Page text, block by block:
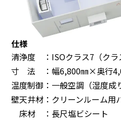
仕様
清浄度 ：ISOクラス7（クラ
寸 法 ：幅6,800㎜×奥行
温度制御：一般空調（湿度成
壁天井材：クリーンルーム用
床材 ：長尺塩ビシート